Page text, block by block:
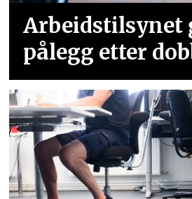
Arbeidstilsynet
pålegg etter